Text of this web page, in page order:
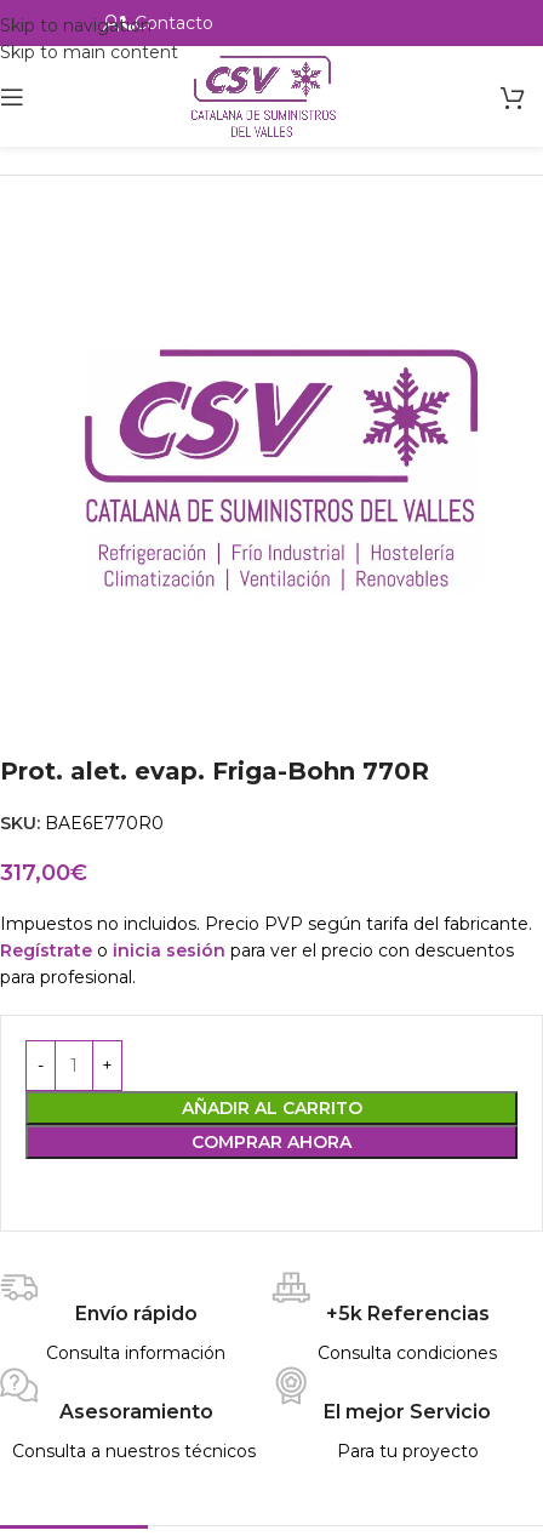
Skip to navigation
Skip to main content
Contacto
Intercambio
Prot. alet. evap. Friga-Bohn 770R
SKU: BAE6E770R0
317,00€
Impuestos no incluidos. Precio PVP según tarifa del fabricante.
Regístrate o inicia sesión para ver el precio con descuentos
para profesional.
AÑADIR AL CARRITO
COMPRAR AHORA
Envío rápido
Consulta información
+5k Referencias
Consulta condiciones
Asesoramiento
Consulta a nuestros técnicos
El mejor Servicio
Para tu proyecto